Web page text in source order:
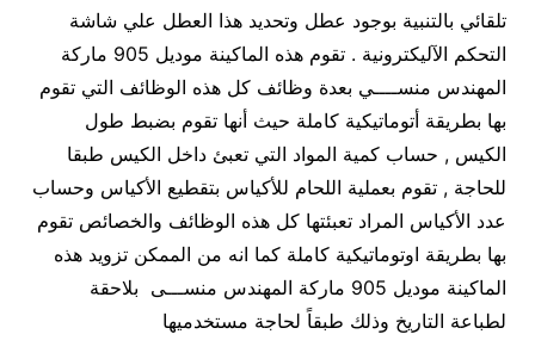
تلقائي بالتنبية بوجود عطل وتحديد هذا العطل علي شاشة
التحكم الآليكترونية . تقوم هذه الماكينة موديل 905 ماركة
المهندس منســــي بعدة وظائف كل هذه الوظائف التي تقوم
بها بطريقة أتوماتيكية كاملة حيث أنها تقوم بضبط طول
الكيس , حساب كمية المواد التي تعبئ داخل الكيس طبقا
للحاجة , تقوم بعملية اللحام للأكياس بتقطيع الأكياس وحساب
عدد الأكياس المراد تعبئتها كل هذه الوظائف والخصائص تقوم
بها بطريقة اوتوماتيكية كاملة كما انه من الممكن تزويد هذه
الماكينة موديل 905 ماركة المهندس منســـى بلاحقة
لطباعة التاريخ وذلك طبقاً لحاجة مستخدميها